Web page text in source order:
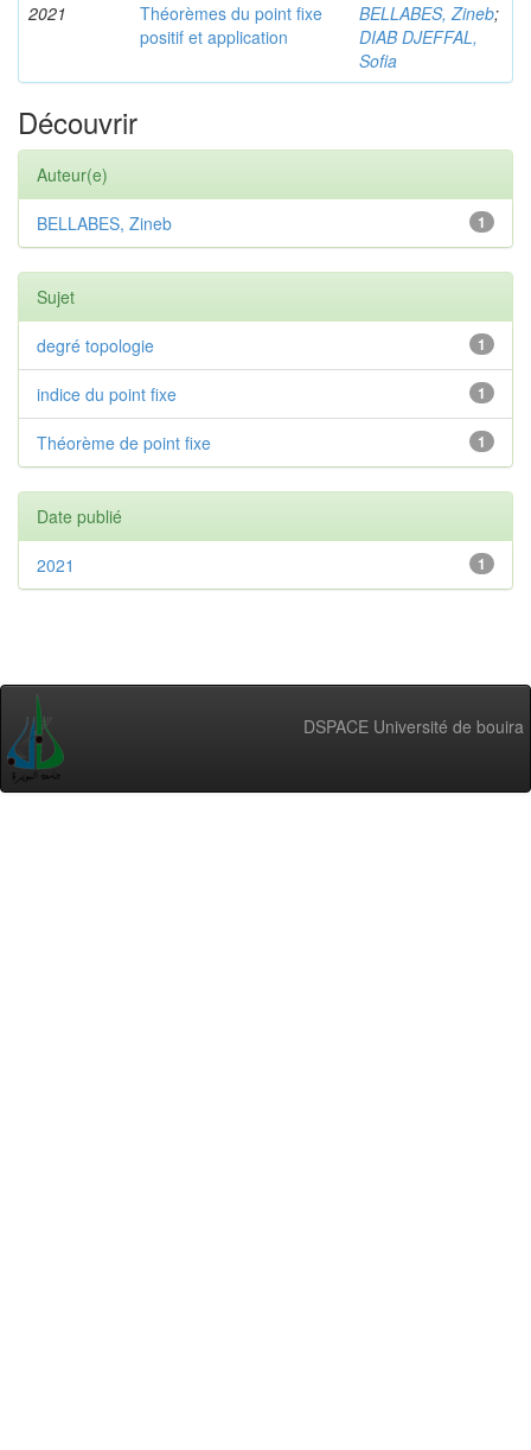
2021
Théorèmes du point fixe
positif et application
BELLABES, Zineb;
DIAB DJEFFAL,
Sofia
Découvrir
Auteur(e)
1
BELLABES, Zineb
Sujet
1
degré topologie
1
indice du point fixe
1
Théorème de point fixe
Date publié
1
2021
DSPACE Université de bouira